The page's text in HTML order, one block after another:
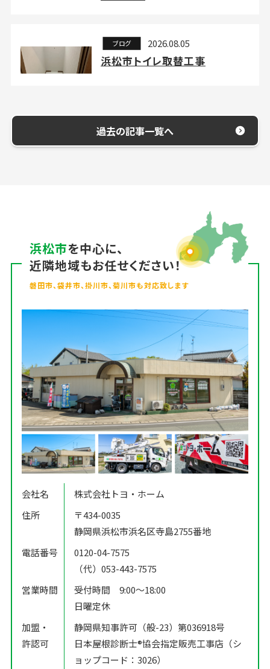
ブログ 2026.08.05
浜松市トイレ取替工事
過去の記事一覧へ
浜松市を中心に、
近隣地域もお任せください！
磐田市、袋井市、掛川市、菊川市も対応致します
会社名
株式会社トヨ・ホーム
住所
〒434-0035
静岡県浜松市浜名区寺島2755番地
電話番号
0120-04-7575
（代）053-443-7575
営業時間
受付時間 9:00〜18:00
日曜定休
加盟・
許認可
静岡県知事許可（般-23）第036918号
日本屋根診断士®️協会指定販売工事店（シ
ョップコード：3026）